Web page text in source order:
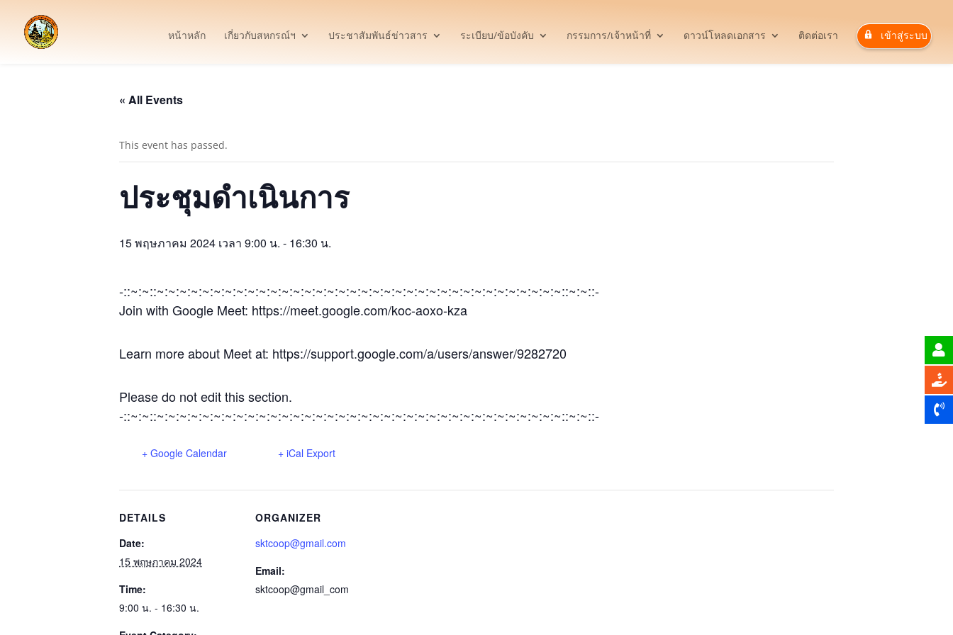
หน้าหลัก เกี่ยวกับสหกรณ์ฯ ประชาสัมพันธ์ข่าวสาร ระเบียบ/ข้อบังคับ กรรมการ/เจ้าหน้าที่ ดาวน์โหลดเอกสาร ติดต่อเรา เข้าสู่ระบบ
« All Events
This event has passed.
ประชุมดำเนินการ
15 พฤษภาคม 2024 เวลา 9:00 น. - 16:30 น.
-::~:~::~:~:~:~:~:~:~:~:~:~:~:~:~:~:~:~:~:~:~:~:~:~:~:~:~:~:~:~:~:~:~:~:~:~:~:~::~:~::-
Join with Google Meet: https://meet.google.com/koc-aoxo-kza
Learn more about Meet at: https://support.google.com/a/users/answer/9282720
Please do not edit this section.
-::~:~::~:~:~:~:~:~:~:~:~:~:~:~:~:~:~:~:~:~:~:~:~:~:~:~:~:~:~:~:~:~:~:~:~:~:~:~::~:~::-
+ Google Calendar + iCal Export
DETAILS
Date:
15 พฤษภาคม 2024
Time:
9:00 น. - 16:30 น.
ORGANIZER
sktcoop@gmail.com
Email:
sktcoop@gmail_com